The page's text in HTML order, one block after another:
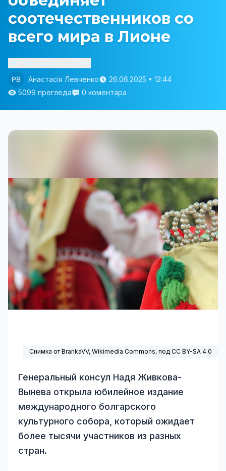
соотечественников со
всего мира в Лионе
Анастасія Левченко
26.06.2025 • 12:44
5099 прегледа
0 коментара
Снимка от BrankaVV, Wikimedia Commons, под CC BY-SA 4.0
Генеральный консул Надя Живкова-
Вынева открыла юбилейное издание
международного болгарского
культурного собора, который ожидает
более тысячи участников из разных
стран.